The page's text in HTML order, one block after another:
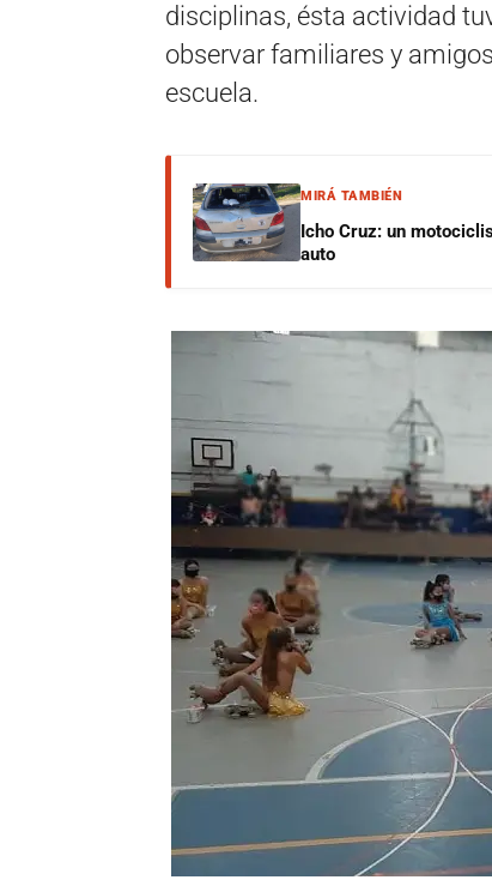
disciplinas, ésta actividad
observar familiares y
escuela.
MIRÁ TAMBIÉN
Icho Cruz: un
auto